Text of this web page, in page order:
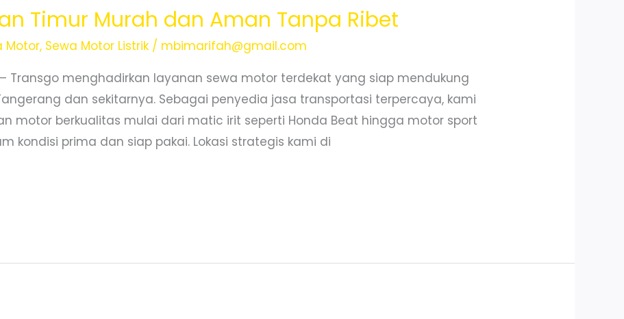
Timur Murah dan Aman Tanpa Ribet
Motor, Sewa Motor Listrik / mbimarifah@gmail.com
Transgo menghadirkan layanan sewa motor terdekat yang siap mendukung
dan sekitarnya. Sebagai penyedia jasa transportasi terpercaya, kami
motor berkualitas mulai dari matic irit seperti Honda Beat hingga motor sport
kondisi prima dan siap pakai. Lokasi strategis kami di